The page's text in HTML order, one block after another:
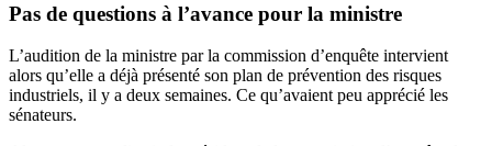
Pas de questions à l’avance pour la ministre
L’audition de la ministre par la commission d’enquête intervient
alors qu’elle a déjà présenté son plan de prévention des risques
industriels, il y a deux semaines. Ce qu’avaient peu apprécié les
sénateurs.